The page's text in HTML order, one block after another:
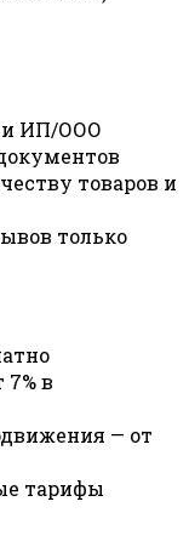
ИП/ООО
товаров и
только
в
— от
тарифы